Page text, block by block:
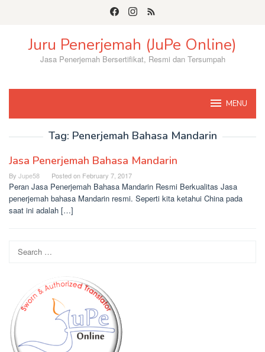
Juru Penerjemah (JuPe Online)
Jasa Penerjemah Bersertifikat, Resmi dan Tersumpah
MENU
Tag: Penerjemah Bahasa Mandarin
Jasa Penerjemah Bahasa Mandarin
By Jupe58 Posted on February 7, 2017
Peran Jasa Penerjemah Bahasa Mandarin Resmi Berkualitas Jasa
penerjemah bahasa Mandarin resmi. Seperti kita ketahui China pada
saat ini adalah […]
for: